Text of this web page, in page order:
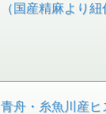
（国産精麻より紐
青舟・糸魚川産